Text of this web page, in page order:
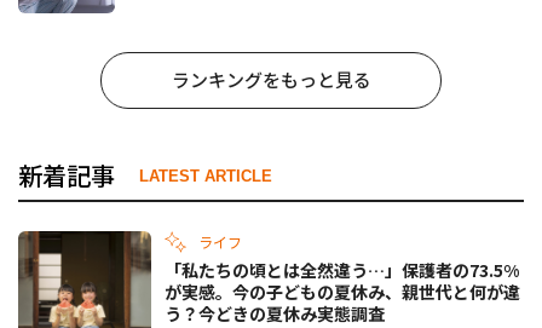
ランキングをもっと見る
新着記事 LATEST ARTICLE
ライフ
「私たちの頃とは全然違う…」保護者の73.5%
が実感。今の子どもの夏休み、親世代と何が違
う？今どきの夏休み実態調査